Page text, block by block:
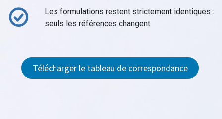
Les formulations restent strictement identiques :
seuls les références changent
Télécharger le tableau de correspondance